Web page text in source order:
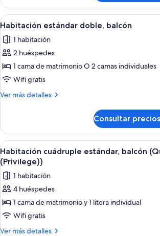
estándar
doble,
balcón
Abrir
todas
las
fotos
de
Habitación
estándar
Ropa de
2
Habitación estándar doble, balcón
1 habitación
2 huéspedes
1 cama de matrimonio O 2 camas individuales
Wifi gratis
Ver más detalles
Más
estándar
doble,
balcón
Consultar
Abrir
todas
las
fotos
de
Habitación
cuádruple
estándar,
Ropa de
1
Habitación cuádruple estándar, balcón
(Privilege))
1 habitación
4 huéspedes
1 cama de matrimonio y 1 litera individual
Wifi gratis
Ver más detalles
Más